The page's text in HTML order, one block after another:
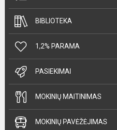
BIBLIOTEKA
1,2% PARAMA
PASIEKIMAI
MOKINIŲ MAITINIMAS
MOKINIŲ PAVĖŽĖJIMAS